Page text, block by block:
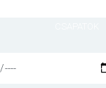
MÉRKŐZÉSEK